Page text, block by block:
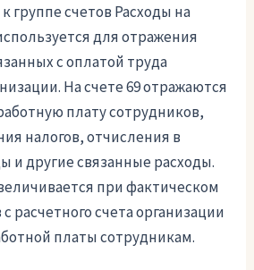
группе счетов Расходы на
для отражения
с оплатой труда
На счете 69 отражаются
плату сотрудников,
налогов, отчисления в
и другие связанные расходы.
при фактическом
расчетного счета организации
платы сотрудникам.